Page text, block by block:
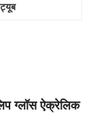
ट्यूब
ग्लॉस ऐक्रेलिक